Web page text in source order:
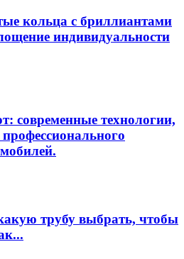
кольца с бриллиантами
индивидуальности
современные технологии,
трубу выбрать, чтобы